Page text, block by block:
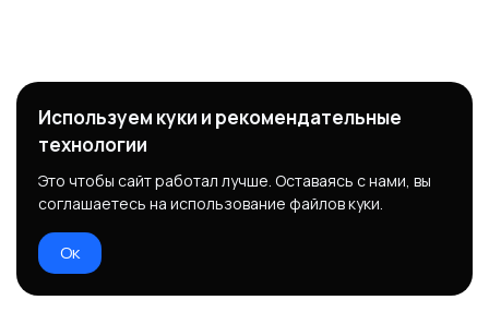
Используем куки и рекомендательные
технологии
Это чтобы сайт работал лучше. Оставаясь с нами, вы
соглашаетесь на использование файлов куки.
Ок